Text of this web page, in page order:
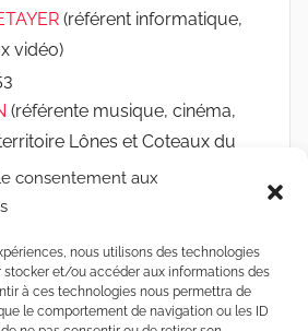
consentement aux
nous utilisons des technologies
stocker et/ou accéder aux informations des
à ces technologies nous permettra de
le comportement de navigation ou les ID
(référent informatique,
vidéo)
(référente musique, cinéma,
Lônes et Coteaux du
de Chassieu, Jonage
(référente jeunesse,
Rebond et Sathonay-Camp)